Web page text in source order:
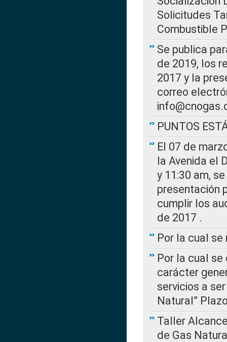
Solicitudes
Combustible
Se publica
de 2019, los
2017 y la
correo
PUNTOS
El 07 de
la Avenida el
y 11:30 am,
presentación
cumplir los
de 2017 .
Por la cual se
Por la cual
carácter
servicios a
Natural”
Taller
de Gas